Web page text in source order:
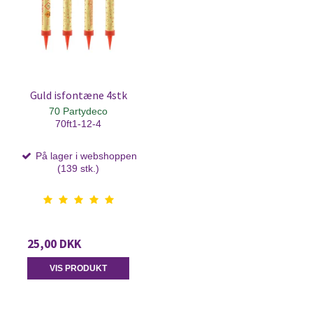
Guld isfontæne 4stk
70 Partydeco
70ft1-12-4
På lager i webshoppen
(139 stk.)
25,00 DKK
VIS PRODUKT